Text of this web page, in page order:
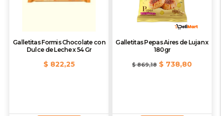
Galletitas Formis Chocolate con
Dulce de Leche x 54 Gr
$ 822,25
Galletitas Pepas Aires de Lujan x
180gr
$ 869,18 $ 738,80